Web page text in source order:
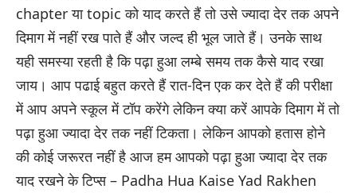
chapter या topic को याद करते हैं तो उसे ज्यादा देर तक अपने
दिमाग में नहीं रख पाते हैं और जल्द ही भूल जाते हैं। उनके साथ
यही समस्या रहती है कि पढ़ा हुआ लम्बे समय तक कैसे याद रखा
जाय। आप पढाई बहुत करते हैं रात-दिन एक कर देते हैं की परीक्षा
में आप अपने स्कूल में टॉप करेंगे लेकिन क्या करें आपके दिमाग में तो
पढ़ा हुआ ज्यादा देर तक नहीं टिकता। लेकिन आपको हतास होने
की कोई जरूरत नहीं है आज हम आपको पढ़ा हुआ ज्यादा देर तक
याद रखने के टिप्स – Padha Hua Kaise Yad Rakhen